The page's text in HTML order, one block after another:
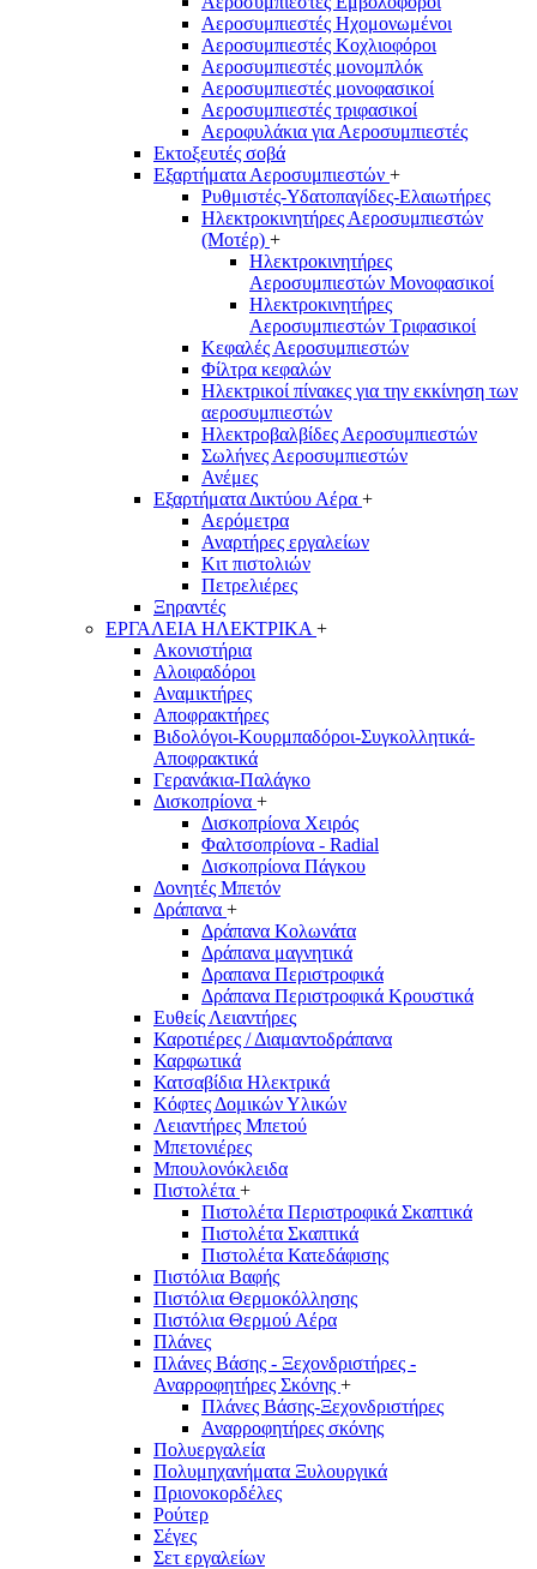
Αεροσυμπιεστές Ηχομονωμένοι
Αεροσυμπιεστές Κοχλιοφόροι
Αεροσυμπιεστές μονομπλόκ
Αεροσυμπιεστές μονοφασικοί
Αεροσυμπιεστές τριφασικοί
Αεροφυλάκια για Αεροσυμπιεστές
Εκτοξευτές σοβά
Εξαρτήματα Αεροσυμπιεστών +
Ρυθμιστές-Υδατοπαγίδες-Ελαιωτήρες
Ηλεκτροκινητήρες Αεροσυμπιεστών
(Μοτέρ) +
Ηλεκτροκινητήρες
Αεροσυμπιεστών Μονοφασικοί
Ηλεκτροκινητήρες
Αεροσυμπιεστών Τριφασικοί
Κεφαλές Αεροσυμπιεστών
Φίλτρα κεφαλών
Ηλεκτρικοί πίνακες για την εκκίνηση των
αεροσυμπιεστών
Ηλεκτροβαλβίδες Αεροσυμπιεστών
Σωλήνες Αεροσυμπιεστών
Ανέμες
Εξαρτήματα Δικτύου Αέρα +
Αερόμετρα
Αναρτήρες εργαλείων
Κιτ πιστολιών
Πετρελιέρες
Ξηραντές
ΕΡΓΑΛΕΙΑ ΗΛΕΚΤΡΙΚΑ +
Ακονιστήρια
Αλοιφαδόροι
Αναμικτήρες
Αποφρακτήρες
Βιδολόγοι-Κουρμπαδόροι-Συγκολλητικά-
Αποφρακτικά
Γερανάκια-Παλάγκο
Δισκοπρίονα +
Δισκοπρίονα Χειρός
Φαλτσοπρίονα - Radial
Δισκοπρίονα Πάγκου
Δονητές Μπετόν
Δράπανα +
Δράπανα Κολωνάτα
Δράπανα μαγνητικά
Δραπανα Περιστροφικά
Δράπανα Περιστροφικά Κρουστικά
Ευθείς Λειαντήρες
Καροτιέρες / Διαμαντοδράπανα
Καρφωτικά
Κατσαβίδια Ηλεκτρικά
Κόφτες Δομικών Υλικών
Λειαντήρες Μπετού
Μπετονιέρες
Μπουλονόκλειδα
Πιστολέτα +
Πιστολέτα Περιστροφικά Σκαπτικά
Πιστολέτα Σκαπτικά
Πιστολέτα Κατεδάφισης
Πιστόλια Βαφής
Πιστόλια Θερμοκόλλησης
Πιστόλια Θερμού Αέρα
Πλάνες
Πλάνες Βάσης - Ξεχονδριστήρες -
Αναρροφητήρες Σκόνης +
Πλάνες Βάσης-Ξεχονδριστήρες
Αναρροφητήρες σκόνης
Πολυεργαλεία
Πολυμηχανήματα Ξυλουργικά
Πριονοκορδέλες
Ρούτερ
Σέγες
Σετ εργαλείων